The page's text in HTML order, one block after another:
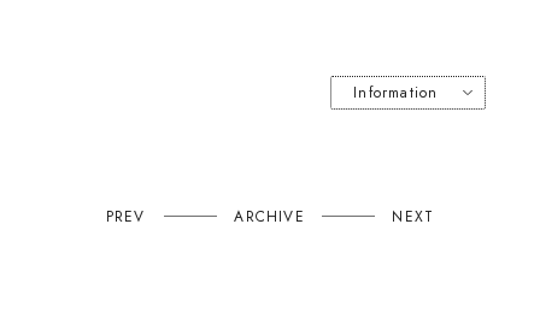
PREV ARCHIVE NEXT